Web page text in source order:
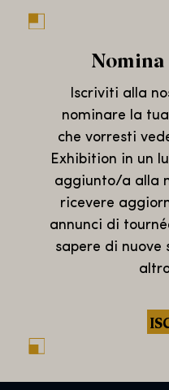
Iscriviti alla
nominare la
che vorresti
Exhibition in un
aggiunto/a alla
ricevere
annunci di
sapere di nuove